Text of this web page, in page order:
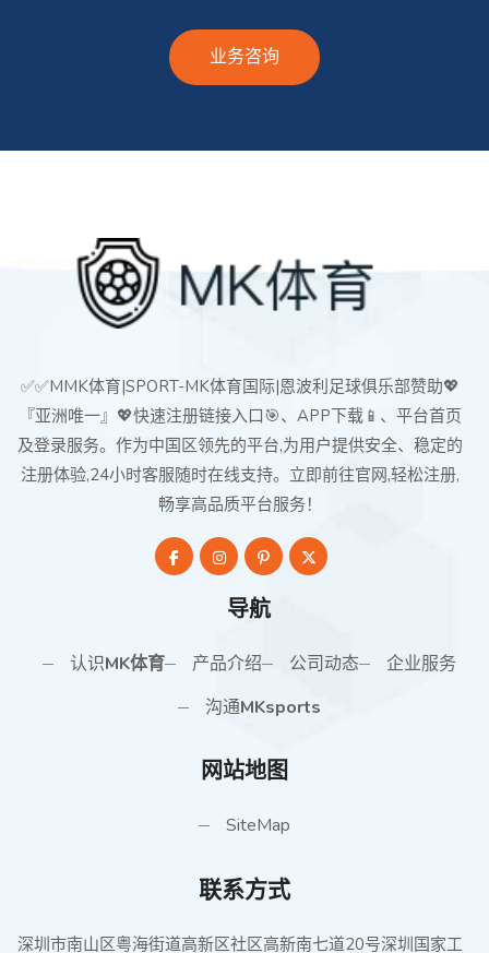
业务咨询
✅✅MMK体育|SPORT-MK体育国际|恩波利足球俱乐部赞助💖
『亚洲唯一』💖快速注册链接入口🎯、APP下载📱、平台首页
及登录服务。作为中国区领先的平台,为用户提供安全、稳定的
注册体验,24小时客服随时在线支持。立即前往官网,轻松注册,
畅享高品质平台服务！
导航
认识MK体育 产品介绍 公司动态
企业服务
沟通MKsports
网站地图
SiteMap
联系方式
深圳市南山区粤海街道高新区社区高新南七道20号深圳国家工